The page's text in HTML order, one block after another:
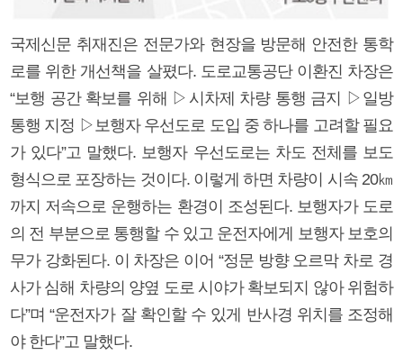
국제신문 취재진은 전문가와 현장을 방문해 안전한 통학
로를 위한 개선책을 살폈다. 도로교통공단 이환진 차장은
“보행 공간 확보를 위해 ▷시차제 차량 통행 금지 ▷일방
통행 지정 ▷보행자 우선도로 도입 중 하나를 고려할 필요
가 있다”고 말했다. 보행자 우선도로는 차도 전체를 보도
형식으로 포장하는 것이다. 이렇게 하면 차량이 시속 20㎞
까지 저속으로 운행하는 환경이 조성된다. 보행자가 도로
의 전 부분으로 통행할 수 있고 운전자에게 보행자 보호의
무가 강화된다. 이 차장은 이어 “정문 방향 오르막 차로 경
사가 심해 차량의 양옆 도로 시야가 확보되지 않아 위험하
다”며 “운전자가 잘 확인할 수 있게 반사경 위치를 조정해
야 한다”고 말했다.